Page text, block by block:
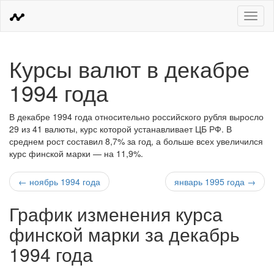
Меню
Курсы валют в декабре
1994 года
В декабре 1994 года относительно российского рубля выросло
29 из 41 валюты, курс которой устанавливает ЦБ РФ. В
среднем рост составил 8,7% за год, а больше всех увеличился
курс финской марки — на 11,9%.
← ноябрь 1994 года январь 1995 года →
График изменения курса
финской марки за декабрь
1994 года